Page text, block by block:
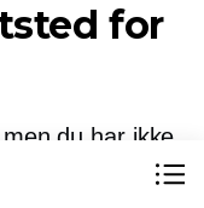
for
du har ikke